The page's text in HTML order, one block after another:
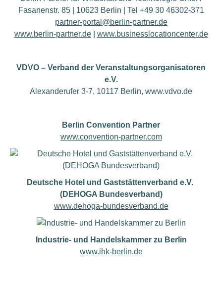
Fasanenstr. 85 | 10623 Berlin | Tel +49 30 46302-371
partner-portal@berlin-partner.de
www.berlin-partner.de| www.businesslocationcenter.de
VDVO – Verband der Veranstaltungsorganisatoren
e.V.
Alexanderufer 3-7, 10117 Berlin, www.vdvo.de
Berlin Convention Partner
www.convention-partner.com
Deutsche Hotel und Gaststättenverband e.V.
(DEHOGA Bundesverband)
www.dehoga-bundesverband.de
Industrie- und Handelskammer zu Berlin
www.ihk-berlin.de